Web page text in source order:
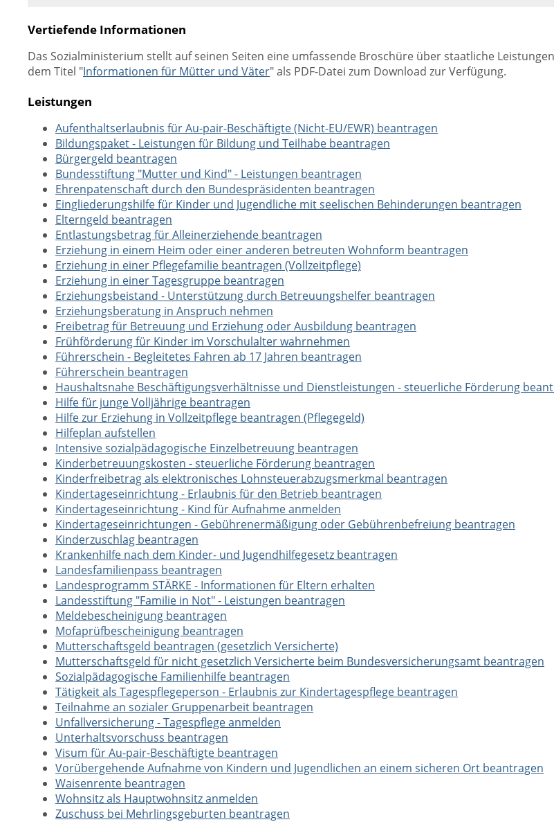
Vertiefende Informationen
Das Sozialministerium stellt auf seinen Seiten eine umfassende Broschüre über staatliche
dem Titel "Informationen für Mütter und Väter" als PDF-Datei zum Download zur Verfügung.
Leistungen
Aufenthaltserlaubnis für Au-pair-Beschäftigte (Nicht-EU/EWR) beantragen
Bildungspaket - Leistungen für Bildung und Teilhabe beantragen
Bürgergeld beantragen
Bundesstiftung "Mutter und Kind" - Leistungen beantragen
Ehrenpatenschaft durch den Bundespräsidenten beantragen
Eingliederungshilfe für Kinder und Jugendliche mit seelischen Behinderungen beantragen
Elterngeld beantragen
Entlastungsbetrag für Alleinerziehende beantragen
Erziehung in einem Heim oder einer anderen betreuten Wohnform beantragen
Erziehung in einer Pflegefamilie beantragen (Vollzeitpflege)
Erziehung in einer Tagesgruppe beantragen
Erziehungsbeistand - Unterstützung durch Betreuungshelfer beantragen
Erziehungsberatung in Anspruch nehmen
Freibetrag für Betreuung und Erziehung oder Ausbildung beantragen
Frühförderung für Kinder im Vorschulalter wahrnehmen
Führerschein - Begleitetes Fahren ab 17 Jahren beantragen
Führerschein beantragen
Haushaltsnahe Beschäftigungsverhältnisse und Dienstleistungen - steuerliche Förderung
Hilfe für junge Volljährige beantragen
Hilfe zur Erziehung in Vollzeitpflege beantragen (Pflegegeld)
Hilfeplan aufstellen
Intensive sozialpädagogische Einzelbetreuung beantragen
Kinderbetreuungskosten - steuerliche Förderung beantragen
Kinderfreibetrag als elektronisches Lohnsteuerabzugsmerkmal beantragen
Kindertageseinrichtung - Erlaubnis für den Betrieb beantragen
Kindertageseinrichtung - Kind für Aufnahme anmelden
Kindertageseinrichtungen - Gebührenermäßigung oder Gebührenbefreiung beantragen
Kinderzuschlag beantragen
Krankenhilfe nach dem Kinder- und Jugendhilfegesetz beantragen
Landesfamilienpass beantragen
Landesprogramm STÄRKE - Informationen für Eltern erhalten
Landesstiftung "Familie in Not" - Leistungen beantragen
Meldebescheinigung beantragen
Mofaprüfbescheinigung beantragen
Mutterschaftsgeld beantragen (gesetzlich Versicherte)
Mutterschaftsgeld für nicht gesetzlich Versicherte beim Bundesversicherungsamt beantragen
Sozialpädagogische Familienhilfe beantragen
Tätigkeit als Tagespflegeperson - Erlaubnis zur Kindertagespflege beantragen
Teilnahme an sozialer Gruppenarbeit beantragen
Unfallversicherung - Tagespflege anmelden
Unterhaltsvorschuss beantragen
Visum für Au-pair-Beschäftigte beantragen
Vorübergehende Aufnahme von Kindern und Jugendlichen an einem sicheren Ort beantragen
Waisenrente beantragen
Wohnsitz als Hauptwohnsitz anmelden
Zuschuss bei Mehrlingsgeburten beantragen